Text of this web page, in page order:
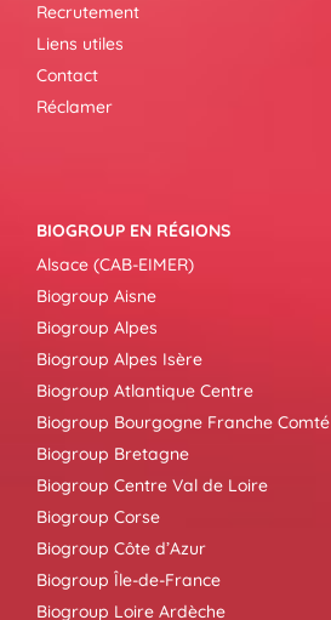
Recrutement
Liens utiles
Contact
Réclamer
BIOGROUP EN RÉGIONS
Alsace (CAB-EIMER)
Biogroup Aisne
Biogroup Alpes
Biogroup Alpes Isère
Biogroup Atlantique Centre
Biogroup Bourgogne Franche Comté
Biogroup Bretagne
Biogroup Centre Val de Loire
Biogroup Corse
Biogroup Côte d’Azur
Biogroup Île-de-France
Biogroup Loire Ardèche